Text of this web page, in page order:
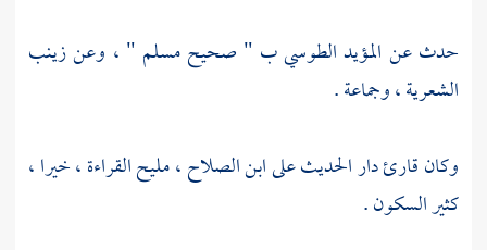
حدث عن المؤيد الطوسيب " صحيحمسلم " ، وعنزينب
الشعرية، وجماعة .
وكان قارئ دار الحديث علىابن الصلاح، مليح القراءة ، خيرا ،
كثير السكون .